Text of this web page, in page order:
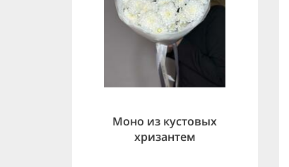
Моно из кустовых
хризантем